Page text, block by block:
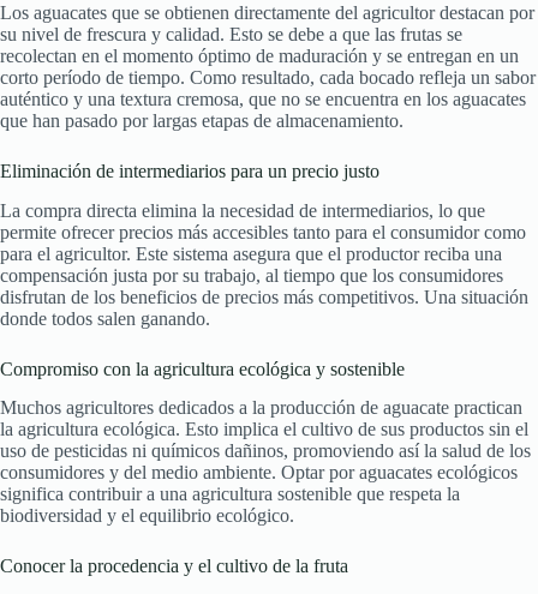
Los aguacates que se obtienen directamente del agricultor destacan por
su nivel de frescura y calidad. Esto se debe a que las frutas se
recolectan en el momento óptimo de maduración y se entregan en un
corto período de tiempo. Como resultado, cada bocado refleja un sabor
auténtico y una textura cremosa, que no se encuentra en los aguacates
que han pasado por largas etapas de almacenamiento.
Eliminación de intermediarios para un precio justo
La compra directa elimina la necesidad de intermediarios, lo que
permite ofrecer precios más accesibles tanto para el consumidor como
para el agricultor. Este sistema asegura que el productor reciba una
compensación justa por su trabajo, al tiempo que los consumidores
disfrutan de los beneficios de precios más competitivos. Una situación
donde todos salen ganando.
Compromiso con la agricultura ecológica y sostenible
Muchos agricultores dedicados a la producción de aguacate practican
la agricultura ecológica. Esto implica el cultivo de sus productos sin el
uso de pesticidas ni químicos dañinos, promoviendo así la salud de los
consumidores y del medio ambiente. Optar por aguacates ecológicos
significa contribuir a una agricultura sostenible que respeta la
biodiversidad y el equilibrio ecológico.
Conocer la procedencia y el cultivo de la fruta